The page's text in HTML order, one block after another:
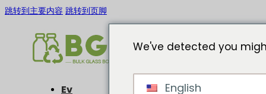
跳转到主要内容 跳转到页脚
Ev
We've detected you
English